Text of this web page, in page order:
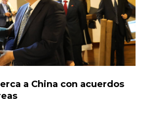
a China con acuerdos